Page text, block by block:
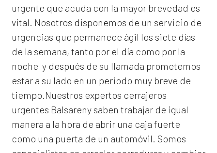
urgente que acuda con la mayor brevedad es
vital. Nosotros disponemos de un servicio de
urgencias que permanece ágil los siete días
de la semana, tanto por el día como por la
noche y después de su llamada prometemos
estar a su lado en un periodo muy breve de
tiempo.Nuestros expertos cerrajeros
urgentes Balsareny saben trabajar de igual
manera a la hora de abrir una caja fuerte
como una puerta de un automóvil. Somos